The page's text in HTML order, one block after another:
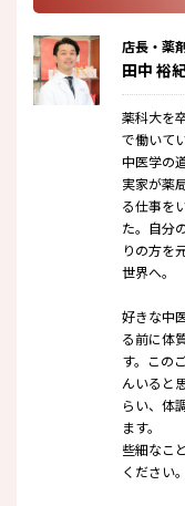
店長・薬
田中 裕
薬科大を
で働いて
中医学の
実家が薬
る仕事を
た。自分
りの方を
世界へ。
好きな中
る前に体
す。この
んいると
らい、体
ます。
些細なこ
ください。